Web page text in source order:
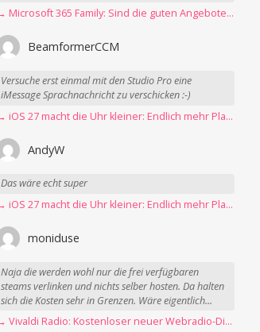
→ Microsoft 365 Family: Sind die guten Angebote vorbei?
BeamformerCCM
Versuche erst einmal mit den Studio Pro eine
iMessage Sprachnachricht zu verschicken :-)
→ iOS 27 macht die Uhr kleiner: Endlich mehr Platz fürs Hintergrundbild
AndyW
Das wäre echt super
→ iOS 27 macht die Uhr kleiner: Endlich mehr Platz fürs Hintergrundbild
moniduse
Naja die werden wohl nur die frei verfügbaren
steams verlinken und nichts selber hosten. Da halten
sich die Kosten sehr in Grenzen. Wäre eigentlich...
→ Vivaldi Radio: Kostenloser neuer Webradio-Dienst mit Fokus auf Datenschutz